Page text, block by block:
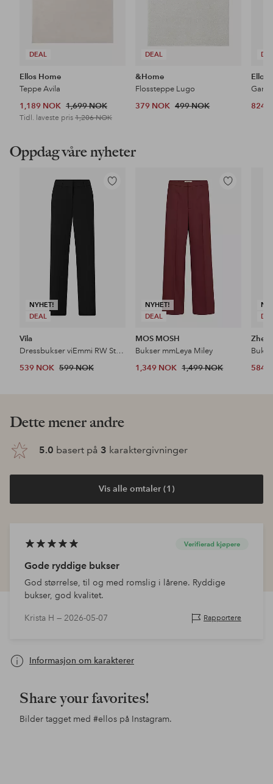
DEAL
Ellos Home
Teppe Avila
1,189 NOK 1,699 NOK
Tidl. laveste pris 1,206 NOK
DEAL
&Home
Flossteppe Lugo
379 NOK 499 NOK
Ellos
824
Oppdag våre nyheter
NYHET!
DEAL
Legg
Vila
Dressbukser viEmmi RW Straight Pant
539 NOK 599 NOK
NYHET!
DEAL
Legg
MOS MOSH
Bukser mmLeya Miley
1,349 NOK 1,499 NOK 584
Dette mener andre
5.0 basert på 3 karaktergivninger
Vis alle omtaler (1)
Verifierad kjøpere
Gode ryddige bukser
God størrelse, til og med romslig i lårene. Ryddige
bukser, god kvalitet.
Krista H — 2026-05-07 Rapportere
Informasjon om karakterer
Share your favorites!
Bilder tagget med #ellos på Instagram.